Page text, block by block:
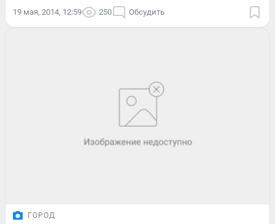
19 мая, 2014, 12:59 250 Обсудить
ГОРОД